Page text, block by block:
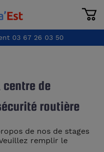
03 67 26 03 50
centre de
routière
de nos de stages
remplir le